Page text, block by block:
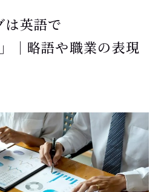
は英語で
｜略語や職業の表現